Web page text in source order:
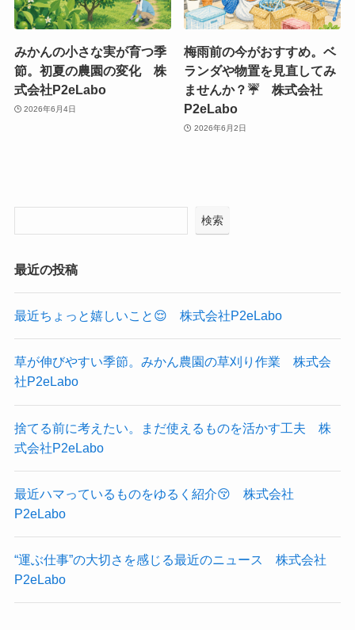
みかんの小さな実が育つ季
節。初夏の農園の変化 株
式会社P2eLabo
2026年6月4日
梅雨前の今がおすすめ。ベ
ランダや物置を見直してみ
ませんか？☔ 株式会社
P2eLabo
2026年6月2日
検索
最近の投稿
最近ちょっと嬉しいこと😌 株式会社P2eLabo
草が伸びやすい季節。みかん農園の草刈り作業 株式会
社P2eLabo
捨てる前に考えたい。まだ使えるものを活かす工夫 株
式会社P2eLabo
最近ハマっているものをゆるく紹介😚 株式会社
P2eLabo
“運ぶ仕事”の大切さを感じる最近のニュース 株式会社
P2eLabo